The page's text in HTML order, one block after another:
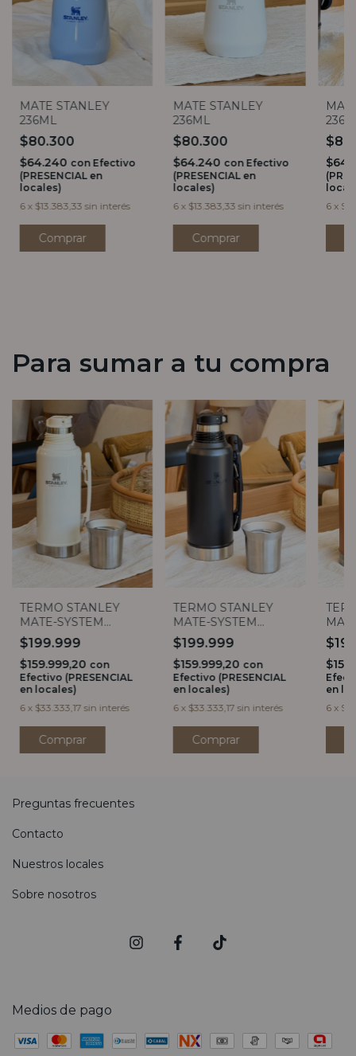
MATE STANLEY
236ML
$80.300
$64.240 con Efectivo
(PRESENCIAL en
locales)
6 x $13.383,33 sin interés
Comprar
MATE STANLEY
236ML
$80.300
$64.240 con Efectivo
(PRESENCIAL en
locales)
6 x $13.383,33 sin interés
Comprar
6 x
Para sumar a tu compra
TERMO STANLEY
MATE-SYSTEM
CLASSIC 1.2 LTS
$199.999
$159.999,20 con
Efectivo (PRESENCIAL
en locales)
6 x $33.333,17 sin interés
Comprar
TERMO STANLEY
MATE-SYSTEM
CLASSIC 1.2 LTS
$199.999
$159.999,20 con
Efectivo (PRESENCIAL
en locales)
6 x $33.333,17 sin interés
Comprar
en
6 x
Preguntas frecuentes
Contacto
Nuestros locales
Sobre nosotros
Medios de pago